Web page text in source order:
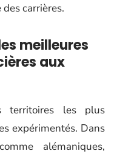
carrières.
meilleures
aux
territoires les plus
expérimentés. Dans
alémaniques,